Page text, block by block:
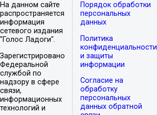
На данном сайте
распространяется
информация
сетевого издания
"Голос Ладоги".
Зарегистрировано
Федеральной
службой по
надзору в сфере
связи,
информационных
технологий и
Порядок обработки
персональных
данных
Политика
конфиденциальности
и защиты
информации
Согласие на
обработку
персональных
данных обратной